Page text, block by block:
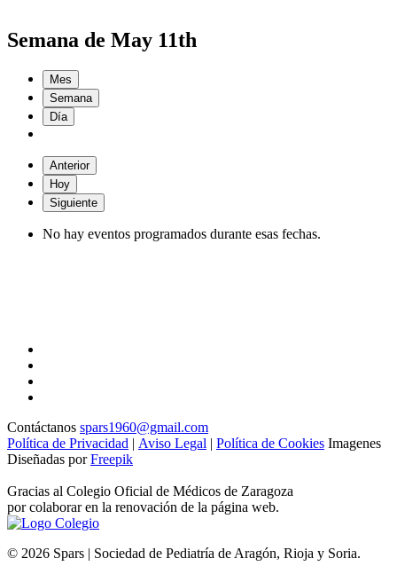
Semana de May 11th
Mes
Semana
Día
Anterior
Hoy
Siguiente
No hay eventos programados durante esas fechas.
Contáctanos spars1960@gmail.com
Política de Privacidad | Aviso Legal | Política de Cookies Imagenes
Diseñadas porFreepik
Gracias al Colegio Oficial de Médicos de Zaragoza
por colaborar en la renovación de la página web.
© 2026 Spars | Sociedad de Pediatría de Aragón, Rioja y Soria.